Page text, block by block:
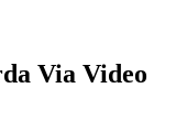
Via Video